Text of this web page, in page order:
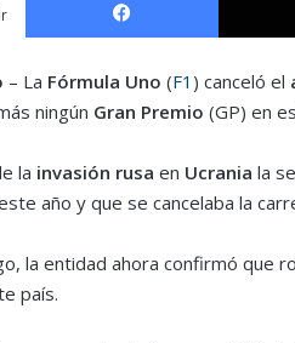
– La Fórmula Uno (F1 ) canceló el
ningún Gran Premio (GP) en
la invasión rusa en Ucrania la
año y que se cancelaba la
la entidad ahora confirmó que
país.